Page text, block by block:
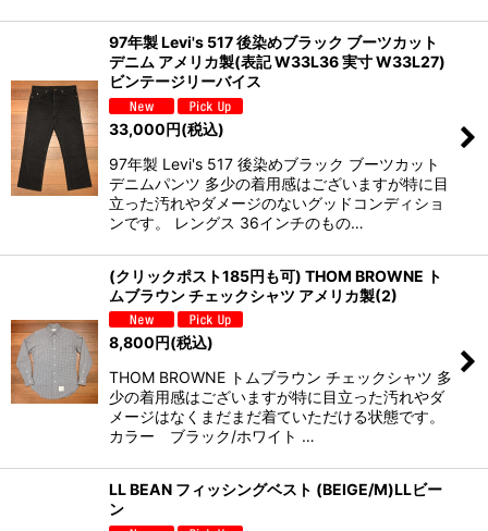
97年製 Levi's 517 後染めブラック ブーツカット
デニム アメリカ製(表記 W33L36 実寸 W33L27)
ビンテージリーバイス
33,000円(税込)
97年製 Levi's 517 後染めブラック ブーツカット
デニムパンツ 多少の着用感はございますが特に目
立った汚れやダメージのないグッドコンディショ
ンです。 レングス 36インチのもの…
(クリックポスト185円も可) THOM BROWNE ト
ムブラウン チェックシャツ アメリカ製(2)
8,800 円(税込)
THOM BROWNE トムブラウン チェックシャツ 多
少の着用感はございますが特に目立った汚れやダ
メージはなくまだまだ着ていただける状態です。
カラー ブラック/ホワイト …
LL BEAN フィッシングベスト (BEIGE/M)LLビー
ン